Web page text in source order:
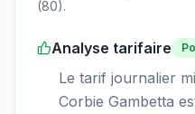
(80).
Analyse tarifaire
Le tarif journalier
Corbie Gambetta